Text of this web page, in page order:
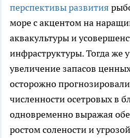
перспективы развития
море с акцентом на
аквакультуры и
инфраструктуры. Тогда же
увеличение запасов
осторожно
численности осетровых в
одновременно выражая
ростом солености и